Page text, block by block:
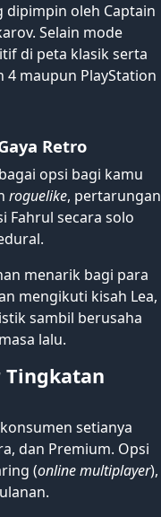
dipimpin oleh Captain
Selain mode
di peta klasik serta
maupun PlayStation
Retro
opsi bagi kamu
roguelike, pertarungan
Fahrul secara solo
menarik bagi para
mengikuti kisah Lea,
sambil berusaha
lalu.
Tingkatan
setianya
dan Premium. Opsi
(online multiplayer),